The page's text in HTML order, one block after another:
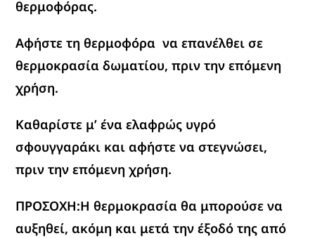
θερμοφόρας.
Αφήστε τη θερμοφόρα να επανέλθει σε
θερμοκρασία δωματίου, πριν την επόμενη
χρήση.
Καθαρίστε μ’ ένα ελαφρώς υγρό
σφουγγαράκι και αφήστε να στεγνώσει,
πριν την επόμενη χρήση.
ΠΡΟΣΟΧΗ:Η θερμοκρασία θα μπορούσε να
αυξηθεί, ακόμη και μετά την έξοδό της από